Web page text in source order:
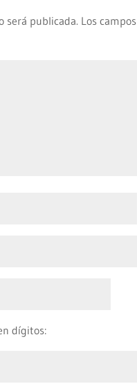
será publicada. Los
dígitos: